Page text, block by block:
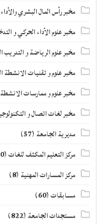
مخبر رأس المال البشري والأداء
مخبر علوم الأداء الحركي و
مخبر علوم الرياضة و
مخبر علوم و تقنيات الانشطة
مخبر علوم و ممارسات الانشطة
مخبر لغات اتصال و
مديرية الجامعة (57)
مركز التعليم المكثف للغات(20)
مركز المسارات المهنية (8)
مسابقات(60)
مستجدات الجامعة (822)